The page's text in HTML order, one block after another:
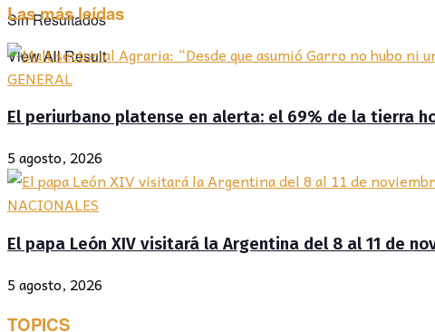
Sin Resultados
View All Result
Las más leídas
GENERAL
El periurbano platense en alerta: el 69% de la tierra
5 agosto, 2026
NACIONALES
El papa León XIV visitará la Argentina del 8 al 11 de
5 agosto, 2026
TOPICS